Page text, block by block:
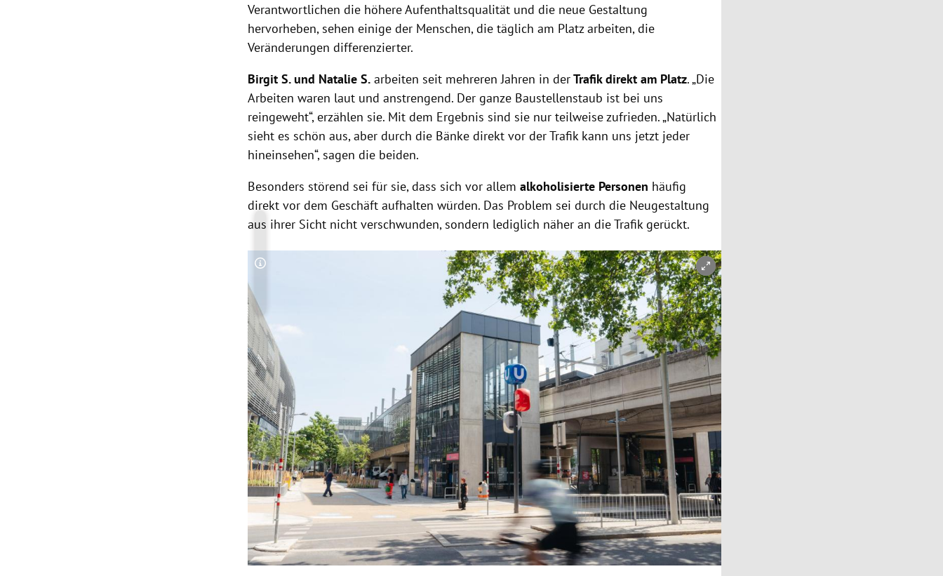
Verantwortlichen die höhere Aufenthaltsqualität und die neue Gestaltung
hervorheben, sehen einige der Menschen, die täglich am Platz arbeiten, die
Veränderungen differenzierter.
Birgit S. und Natalie S. arbeiten seit mehreren Jahren in derTrafik direkt am Platz. „Die
Arbeiten waren laut und anstrengend. Der ganze Baustellenstaub ist bei uns
reingeweht“, erzählen sie. Mit dem Ergebnis sind sie nur teilweise zufrieden. „Natürlich
sieht es schön aus, aber durch die Bänke direkt vor der Trafik kann uns jetzt jeder
hineinsehen“, sagen die beiden.
Besonders störend sei für sie, dass sich vor allemalkoholisierte Personen häufig
direkt vor dem Geschäft aufhalten würden. Das Problem sei durch die Neugestaltung
aus ihrer Sicht nicht verschwunden, sondern lediglich näher an die Trafik gerückt.
Copyright-Hinweis öffnen/schließen